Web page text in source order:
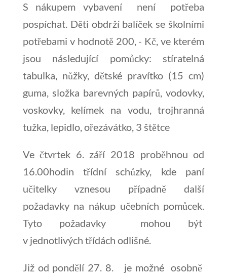
S nákupem vybavení není potřeba
pospíchat. Děti obdrží balíček se školními
potřebami v hodnotě 200, - Kč, ve kterém
jsou následující pomůcky: stíratelná
tabulka, nůžky, dětské pravítko (15 cm)
guma, složka barevných papírů, vodovky,
voskovky, kelímek na vodu, trojhranná
tužka, lepidlo, ořezávátko, 3 štětce
Ve čtvrtek 6. září 2018 proběhnou od
16.00hodin třídní schůzky, kde paní
učitelky vznesou případně další
požadavky na nákup učebních pomůcek.
Tyto požadavky mohou být
v jednotlivých třídách odlišné.
Již od pondělí 27. 8. je možné osobně